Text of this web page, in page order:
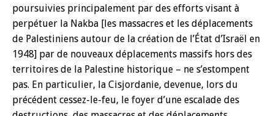
poursuivies principalement par des efforts visant à
perpétuer la Nakba [les massacres et les déplacements
de Palestiniens autour de la création de l’État d’Israël en
1948] par de nouveaux déplacements massifs hors des
territoires de la Palestine historique – ne s’estompent
pas. En particulier, la Cisjordanie, devenue, lors du
précédent cessez-le-feu, le foyer d’une escalade des